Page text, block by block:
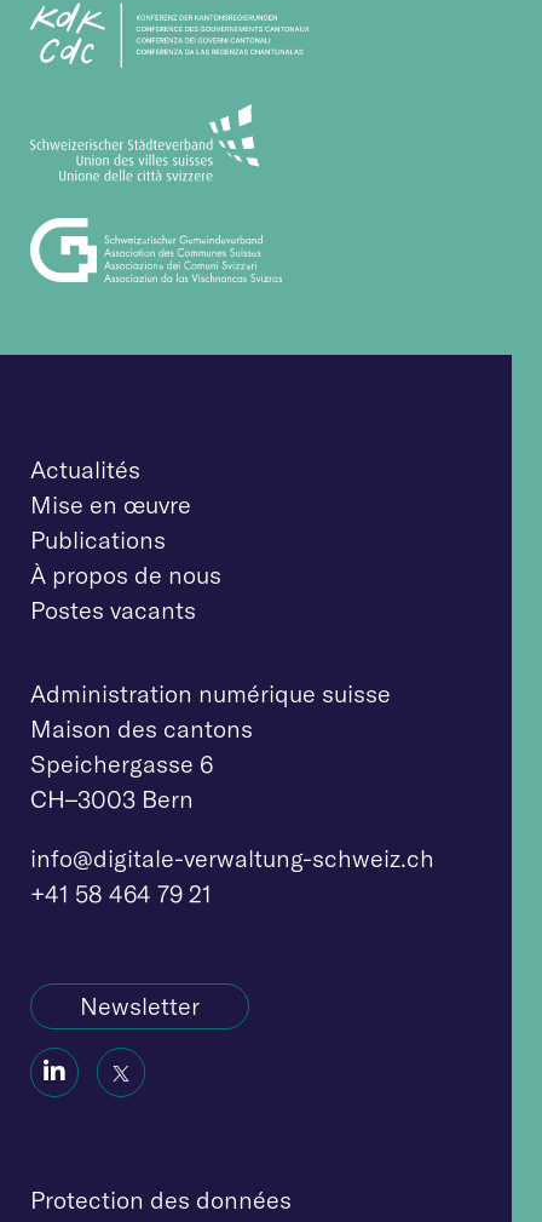
Actualités
Mise en œuvre
Publications
À propos de nous
Postes vacants
Administration numérique suisse
Maison des cantons
Speichergasse 6
CH–3003 Bern
info@digitale-verwaltung-schweiz.ch
+41 58 464 79 21
Newsletter
Social Social
Protection des données